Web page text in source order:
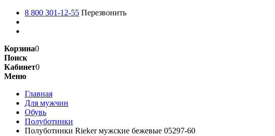
8 800 301-12-55 Перезвонить
Корзина0
Поиск
Кабинет0
Меню
Главная
Для мужчин
Обувь
Полуботинки
Полуботинки Rieker мужские бежевые 05297-60